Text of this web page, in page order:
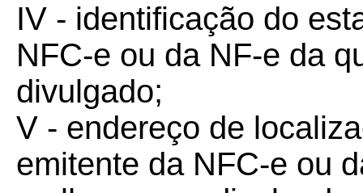
IV - identificação do
NFC-e ou da NF-e da
divulgado;
V - endereço de
emitente da NFC-e ou